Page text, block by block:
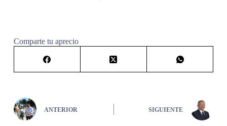
Comparte tu aprecio
ANTERIOR SIGUIENTE